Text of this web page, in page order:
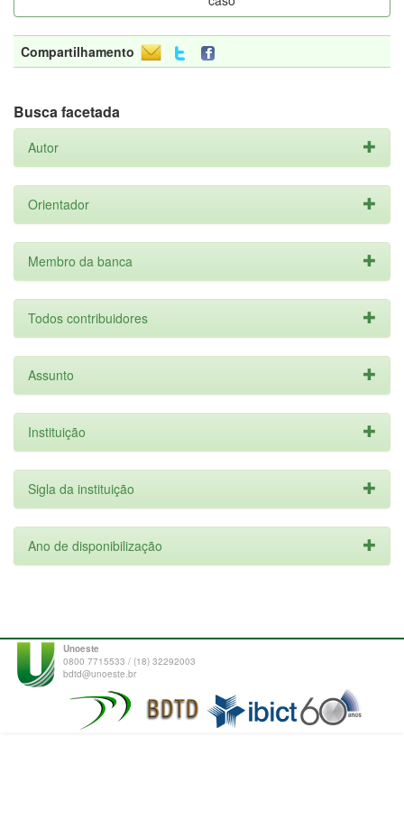
Compartilhamento
Busca facetada
Autor
Orientador
Membro da banca
Todos contribuidores
Assunto
Instituição
Sigla da instituição
Ano de disponibilização
Unoeste
0800 7715533 / (18) 32292003
bdtd@unoeste.br